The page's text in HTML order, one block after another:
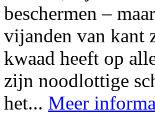
beschermen –
vijanden van kant
kwaad heeft op
zijn noodlottige
het... Meer